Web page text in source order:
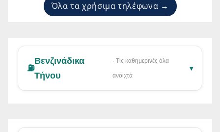
Όλα τα χρήσιμα τηλέφωνα →
⛽
Βενζινάδικα
Τήνου
· Τις καθημερινές όλα
ανοιχτά
▾